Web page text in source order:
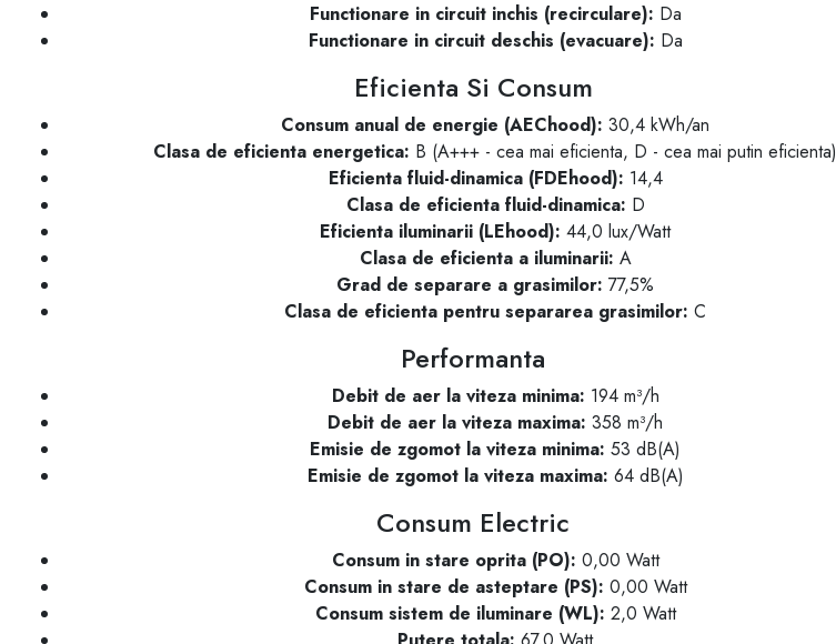
Functionare in circuit inchis (recirculare): Da
Functionare in circuit deschis (evacuare): Da
Eficienta Si Consum
Consum anual de energie (AEChood): 30,4 kWh/an
Clasa de eficienta energetica: B (A+++ - cea mai eficienta, D - cea mai putin eficienta)
Eficienta fluid-dinamica (FDEhood): 14,4
Clasa de eficienta fluid-dinamica: D
Eficienta iluminarii (LEhood): 44,0 lux/Watt
Clasa de eficienta a iluminarii: A
Grad de separare a grasimilor: 77,5%
Clasa de eficienta pentru separarea grasimilor: C
Performanta
Debit de aer la viteza minima: 194 m³/h
Debit de aer la viteza maxima: 358 m³/h
Emisie de zgomot la viteza minima: 53 dB(A)
Emisie de zgomot la viteza maxima: 64 dB(A)
Consum Electric
Consum in stare oprita (PO): 0,00 Watt
Consum in stare de asteptare (PS): 0,00 Watt
Consum sistem de iluminare (WL): 2,0 Watt